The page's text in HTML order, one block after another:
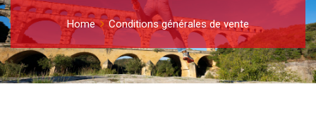
Home Conditions générales de vente